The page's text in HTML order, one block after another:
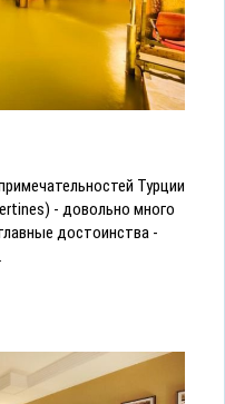
Турции
- довольно много
достоинства -